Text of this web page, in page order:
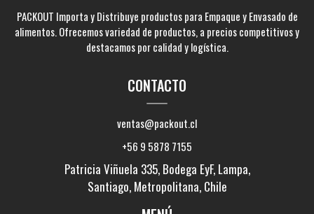
PACKOUT Importa y Distribuye productos para Empaque y Envasado de
alimentos. Ofrecemos variedad de productos, a precios competitivos y
destacamos por calidad y logística.
CONTACTO
ventas@packout.cl
+56 9 5878 7155
Patricia Viñuela 335, Bodega EyF, Lampa,
Santiago, Metropolitana, Chile